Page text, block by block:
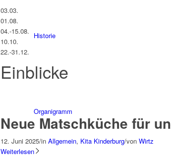
Historie
Organigramm
03.03.
01.08.
04.-15.08.
10.10.
22.-31.12.
Einblicke
Neue Matschküche für
12. Juni 2025/in Allgemein, Kita Kinderburg/von Wirtz
Weiterlesen